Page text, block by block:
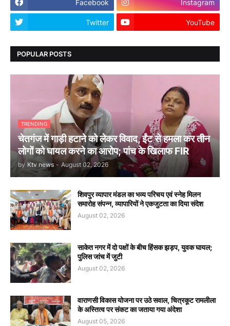
Facebook Instagram
Twitter YouTube
POPULAR POSTS
TRENDING
चेतगंज में गाड़ी हटाने को लेकर विवाद, ईंट से हमला कर तीन
लोगों को घायल करने का आरोप; पांच के खिलाफ FIR
by Ktv news - August 02, 2026
शिवपुर व्यापार मंडल का भव्य परिचय एवं स्नेह मिलन
समारोह संपन्न, व्यापारियों ने एकजुटता का दिया संदेश
August 02, 2026
साकेत नगर में दो पक्षों के बीच हिंसक झड़प, युवक घायल;
पुलिस जांच में जुटी
August 02, 2026
वाराणसी विकास योजना पर उठे सवाल, चित्रकूट रामलीला
के अस्तित्व पर संकट का जताया गया अंदेशा
August 05, 2026